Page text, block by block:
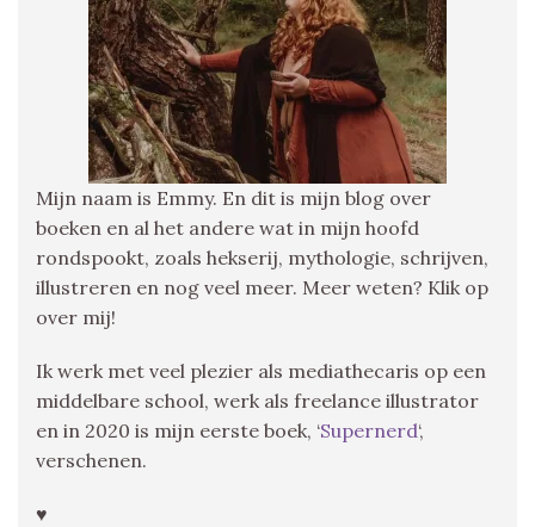
Mijn naam is Emmy. En dit is mijn blog over
boeken en al het andere wat in mijn hoofd
rondspookt, zoals hekserij, mythologie, schrijven,
illustreren en nog veel meer. Meer weten? Klik op
over mij!
Ik werk met veel plezier als mediathecaris op een
middelbare school, werk als freelance illustrator
en in 2020 is mijn eerste boek, ‘Supernerd‘,
verschenen.
♥